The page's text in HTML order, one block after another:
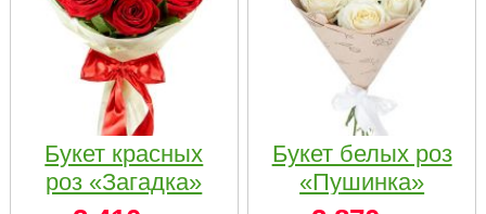
Букет красных
роз «Загадка»
Букет белых роз
«Пушинка»